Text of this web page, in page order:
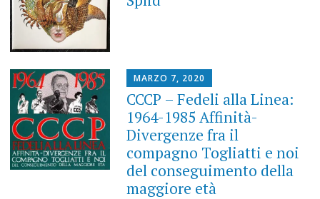
MARZO 7, 2020
CCCP – Fedeli alla Linea:
1964-1985 Affinità-
Divergenze fra il
compagno Togliatti e noi
del conseguimento della
maggiore età